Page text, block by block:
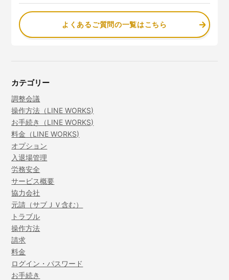
現場に伝える。伝わる。
施工管理業務の標準化とノウハ
ウ継承を支援するサービスで
建設現場の”ありがとう”をカ
タチに。
元請会社の裁量で独自のポイン
よくあるご質問の一覧はこちら
カテゴリー
調整会議
操作方法（LINE WORKS)
お手続き（LINE WORKS)
料金（LINE WORKS)
オプション
入退場管理
労務安全
サービス概要
協力会社
元請（サブＪＶ含む）
トラブル
操作方法
請求
料金
ログイン・パスワード
お手続き